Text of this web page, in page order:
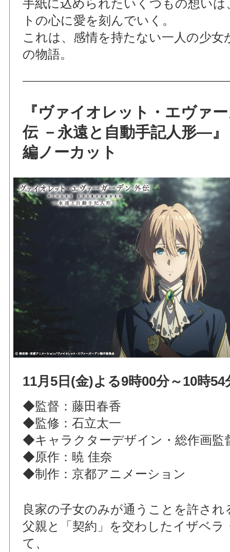
手紙に込められたいくつもの想い
トの心に愛を刻んでいく。
これは、感情を持たない一人の少女
の物語。
『ヴァイオレット・エヴァ
伝 －永遠と自動手記人形―
編ノーカット
11月5日(金)よる9時00分～10時54
◆監督：藤田春香
◆監修：石立太一
◆キャラクターデザイン・総作画監
◆原作：暁 佳奈
◆制作：京都アニメーション
良家の子女のみが通うことを許され
父親と「契約」を交わしたイザベラ
て、